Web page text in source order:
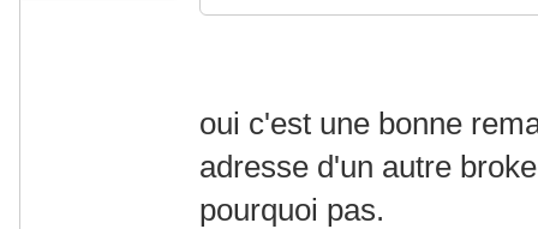
oui c'est une bonne
adresse d'un autre
pourquoi pas.